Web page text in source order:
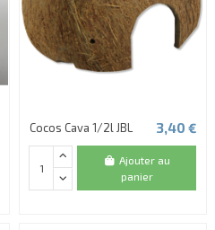
Cocos Cava 1/2l JBL 3,40 €
Ajouter au
panier